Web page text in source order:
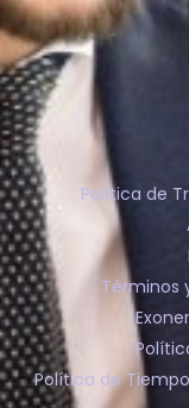
Política de
Términos
Política de